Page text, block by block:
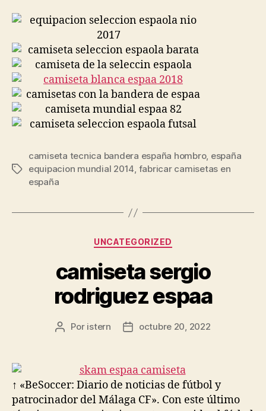
Etiquetas
camiseta tecnica bandera españa hombro, españa
equipacion mundial 2014, fabricar camisetas en
españa
Categorías
UNCATEGORIZED
camiseta sergio
rodriguez espaa
Autor
entrada
Por istern
Fecha
entrada
octubre 20, 2022
↑ «BeSoccer: Diario de noticias de fútbol y
patrocinador del Málaga CF». Con este último